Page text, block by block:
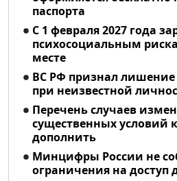
паспорта
С 1 февраля 2027 года
психосоциальным
месте
ВС РФ признал
при неизвестной
Перечень случаев
существенных условий
дополнить
Минцифры России не
ограничения на доступ